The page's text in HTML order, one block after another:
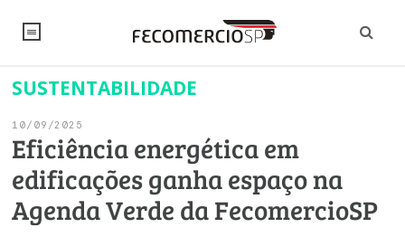
NOTÍCIAS
Editorial
Artigos
Institucional
Economia
Pesquisas
Legislação
SINDICATOS
PESQUISAS
FALE CONOSCO
SUSTENTABILIDADE
10/09/2025
Eficiência energética em
edificações ganha espaço na
Agenda Verde da FecomercioSP